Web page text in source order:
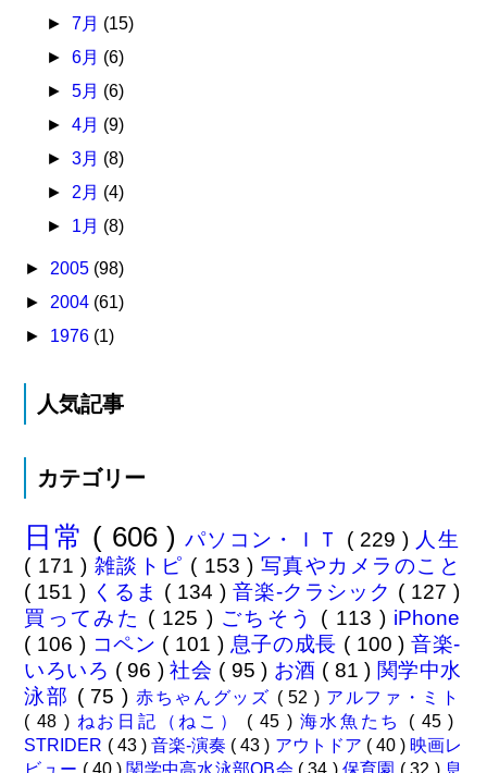
► 7月 (15)
► 6月 (6)
► 5月 (6)
► 4月 (9)
► 3月 (8)
► 2月 (4)
► 1月 (8)
► 2005 (98)
► 2004 (61)
► 1976 (1)
人気記事
カテゴリー
日常 ( 606 )パソコン・ＩＴ ( 229 ) 人生
( 171 ) 雑談トピ ( 153 ) 写真やカメラのこと
( 151 ) くるま ( 134 ) 音楽-クラシック ( 127 )
買ってみた ( 125 ) ごちそう ( 113 ) iPhone
( 106 ) コペン ( 101 ) 息子の成長 ( 100 )音楽-
いろいろ ( 96 )社会 ( 95 ) お酒 ( 81 ) 関学中水
泳部 ( 75 ) 赤ちゃんグッズ ( 52 ) アルファ・ミト
( 48 ) ねお日記（ねこ） ( 45 ) 海水魚たち ( 45 )
STRIDER ( 43 ) 音楽-演奏 ( 43 ) アウトドア ( 40 ) 映画レ
ビュー ( 40 ) 関学中高水泳部OB会 ( 34 ) 保育園 ( 32 ) 息